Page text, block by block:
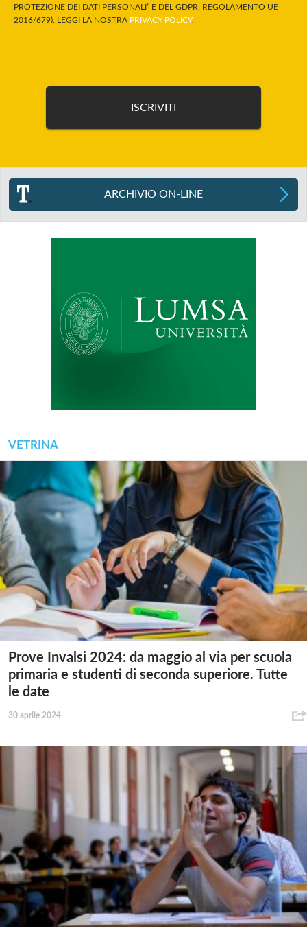
PROTEZIONE DEI DATI PERSONALI” E DEL GDPR, REGOLAMENTO UE
2016/679). LEGGI LA NOSTRA PRIVACY POLICY.
ARCHIVIO ON-LINE
VETRINA
Prove Invalsi 2024: da maggio al via per scuola
primaria e studenti di seconda superiore. Tutte
le date
30 aprile 2024